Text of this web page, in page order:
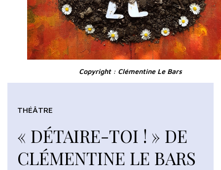
Copyright : Clémentine Le Bars
« DÉTAIRE-TOI ! » DE
CLÉMENTINE LE BARS
THÉÂTRE